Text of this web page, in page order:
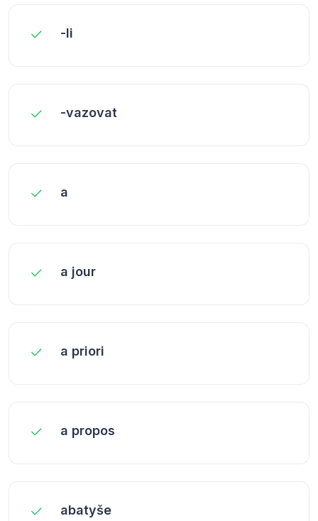
-li
-vazovat
a
a jour
a priori
a propos
abatyše